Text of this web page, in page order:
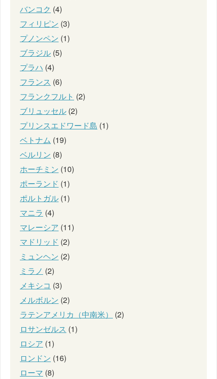
バンコク (4)
フィリピン (3)
プノンペン (1)
ブラジル (5)
プラハ (4)
フランス (6)
フランクフルト (2)
ブリュッセル (2)
プリンスエドワード島 (1)
ベトナム (19)
ベルリン (8)
ホーチミン (10)
ポーランド (1)
ポルトガル (1)
マニラ (4)
マレーシア (11)
マドリッド (2)
ミュンヘン (2)
ミラノ (2)
メキシコ (3)
メルボルン (2)
ラテンアメリカ（中南米）
(2)
ロサンゼルス (1)
ロシア (1)
ロンドン (16)
ローマ (8)